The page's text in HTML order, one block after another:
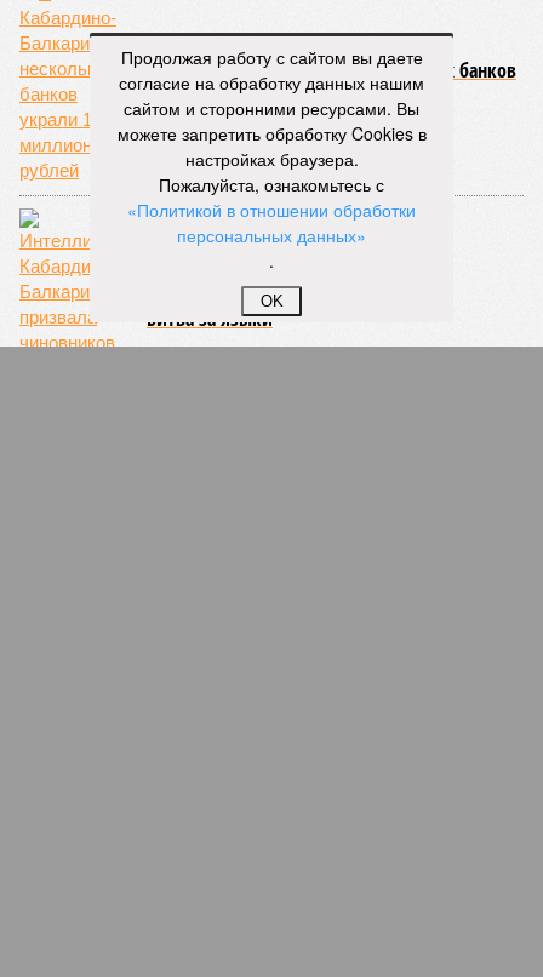
В Кабардино-Балкарии из нескольких банков
украли 16 миллионов рублей
Битва за языки
Продолжая работу с сайтом вы даете
согласие на обработку данных нашим
сайтом и сторонними ресурсами. Вы
можете запретить обработку Cookies в
настройках браузера.
Пожалуйста, ознакомьтесь с
«Политикой в отношении обработки
персональных данных»
.
OK